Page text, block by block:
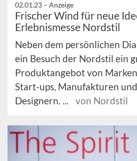
02.01.23 – Anzeige
Frischer Wind für neue
Erlebnismesse Nordstil
Neben dem persönlichen
ein Besuch der Nordstil ein
Produktangebot von
Start-ups, Manufakturen
Designern. ...
von Nordstil